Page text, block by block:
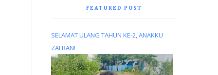
FEATURED POST
SELAMAT ULANG TAHUN KE-2, ANAKKU
ZAFRAN!